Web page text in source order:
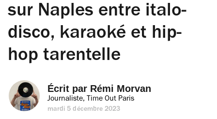
sur Naples entre italo-
disco, karaoké et hip-
hop tarentelle
Écrit par Rémi Morvan
Journaliste, Time Out Paris
mardi 5 décembre 2023